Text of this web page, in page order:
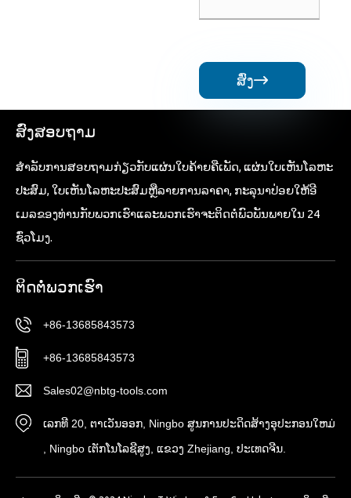
ສົ່ງ
ສົ່ງສອບຖາມ
ສໍາ​ລັບ​ການ​ສອບ​ຖາມ​ກ່ຽວ​ກັບ​ແຜ່ນ​ໃບ​ຄ້າຍ​ຄື​ເພັດ​, ແຜ່ນ​ໃບ​ເຫັນ​ໂລຫະ​
ປະສົມ​, ໃບ​ເຫັນ​ໂລຫະ​ປະສົມ​ຫຼື​ລາຍ​ການ​ລາ​ຄາ​, ກະ​ລຸ​ນາ​ປ່ອຍ​ໃຫ້​ອີ​
ເມລ​ຂອງ​ທ່ານ​ກັບ​ພວກ​ເຮົາ​ແລະ​ພວກ​ເຮົາ​ຈະ​ຕິດ​ຕໍ່​ພົວ​ພັນ​ພາຍ​ໃນ 24
ຊົ່ວ​ໂມງ​.
ຕິດ​ຕໍ່​ພວກ​ເຮົາ
+86-13685843573
+86-13685843573
Sales02@nbtg-tools.com
ເລກທີ 20, ຕາ​ເວັນ​ອອກ​, Ningbo ສູນ​ການ​ປະ​ດິດ​ສ້າງ​ອຸ​ປະ​ກອນ​ໃຫມ່​
, Ningbo ເຕັກ​ໂນ​ໂລ​ຊີ​ສູງ​, ແຂວງ Zhejiang​, ປະ​ເທດ​ຈີນ​.